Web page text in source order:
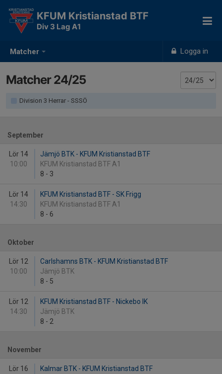
Matcher Logga in
KFUM Kristianstad BTF
Div 3 Lag A1
Matcher 24/25
Division 3 Herrar - SSSÖ
September
Lör 14
10:00
Jämjö BTK - KFUM Kristianstad BTF
KFUM Kristianstad BTF A1
8 - 3
Lör 14
14:30
KFUM Kristianstad BTF - SK Frigg
KFUM Kristianstad BTF A1
8 - 6
Oktober
Lör 12
10:00
Carlshamns BTK - KFUM Kristianstad BTF
Jämjö BTK
8 - 5
Lör 12
14:30
KFUM Kristianstad BTF - Nickebo IK
Jämjö BTK
8 - 2
November
Lör 16
Kalmar BTK - KFUM Kristianstad BTF